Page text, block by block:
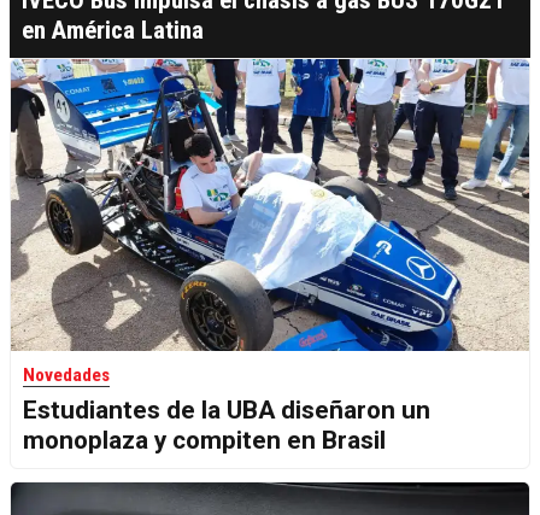
en América Latina
Novedades
Estudiantes de la UBA diseñaron un
monoplaza y compiten en Brasil